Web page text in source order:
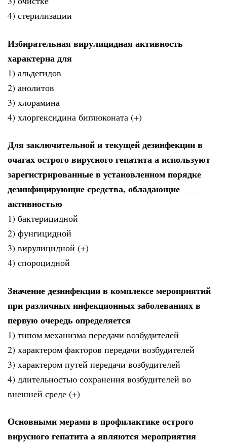
4) стерилизации
Избирательная вирулицидная активность
характерна для
1) альдегидов
2) анолитов
3) хлорамина
4) хлоргексидина биглюконата (+)
Для заключительной и текущей дезинфекции в
очагах острого вирусного гепатита а используют
зарегистрированные в установленном порядке
дезинфицирующие средства, обладающие ____
активностью
1) бактерицидной
2) фунгицидной
3) вирулицидной (+)
4) спороцидной
Значение дезинфекции в комплексе мероприятий
при различных инфекционных заболеваниях в
первую очередь определяется
1) типом механизма передачи возбудителей
2) характером факторов передачи возбудителей
3) характером путей передачи возбудителей
4) длительностью сохранения возбудителей во
внешней среде (+)
Основными мерами в профилактике острого
вирусного гепатита а являются мероприятия